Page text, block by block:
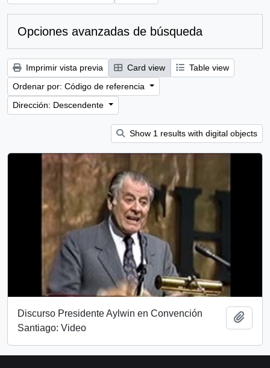
Opciones avanzadas de búsqueda
Imprimir vista previa Card view
Table view
Ordenar por: Código de referencia
Dirección: Descendente
Show 1 results with digital objects
Discurso Presidente Aylwin en Convención
Santiago: Video